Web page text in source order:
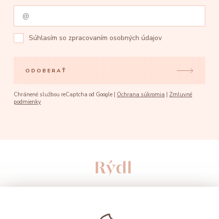
Súhlasím so zpracovaním osobných údajov
ODOBERAŤ
Chránené službou reCaptcha od Google | Ochrana súkromia
Zmluvné
podmienky